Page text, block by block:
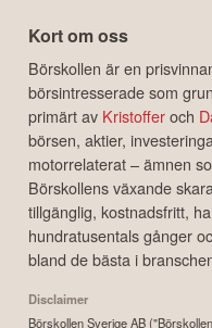
Kort om oss
Börskollen är en
börsintresserade som
primärt av Kristofferoch
börsen, aktier,
motorrelaterat – ämnen
Börskollens växande
tillgänglig, kostnadsfritt,
hundratusentals gånger
bland de bästa i
Disclaimer
Börskollen Sverige AB